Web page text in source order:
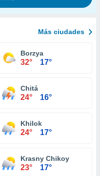
Más ciudades
Borzya
32° 17°
Chitá
24° 16°
Khilok
24° 17°
Krasny Chikoy
23° 17°